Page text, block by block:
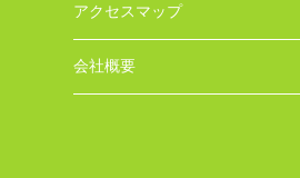
アクセスマップ
会社概要